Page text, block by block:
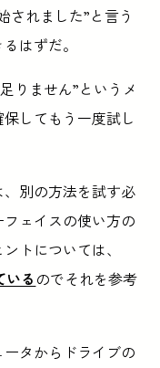
されました”と言う
はずだ。
りません”というメ
してもう一度試し
別の方法を試す必
ェイスの使い方の
トについては、
いる のでそれを参考
タからドライブの